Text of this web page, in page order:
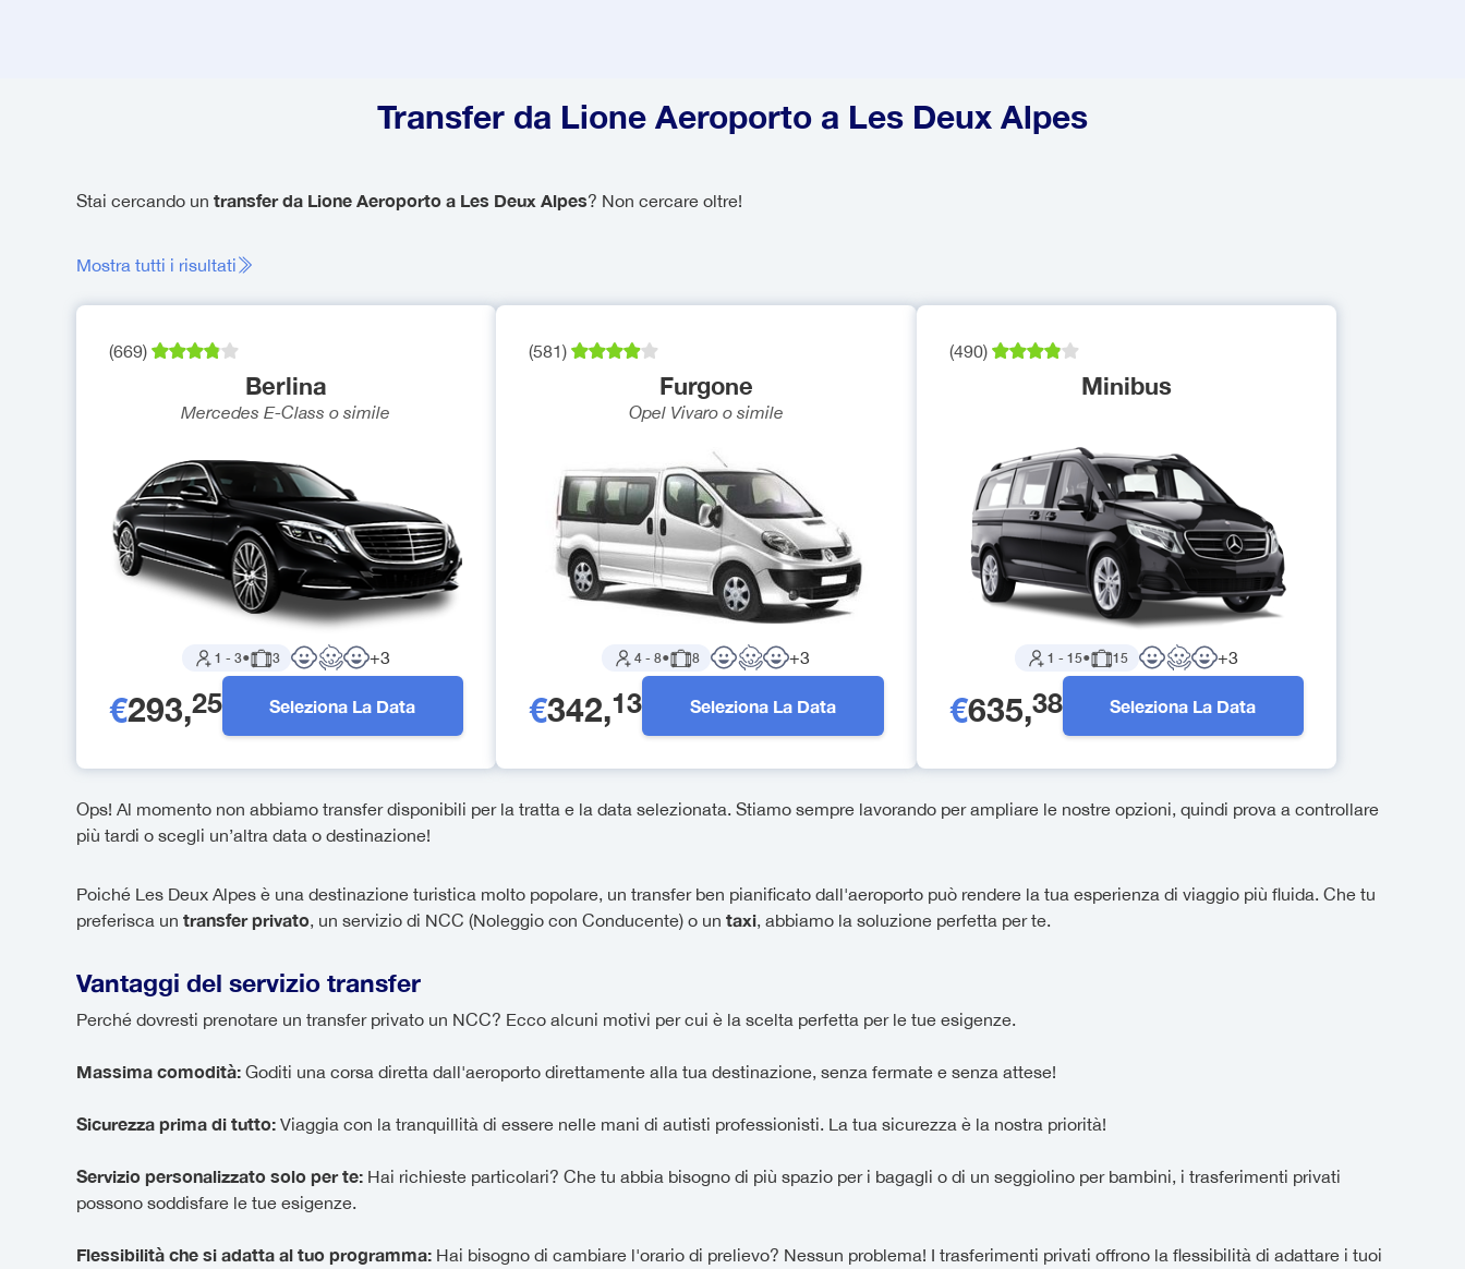
Transfer da Lione Aeroporto a Les Deux Alpes
Stai cercando un transfer da Lione Aeroporto a Les Deux Alpes? Non cercare oltre!
Mostra tutti i risultati
(669)
Berlina
Mercedes E-Class o simile
1 - 3● 3 +3
€293,25 Seleziona La Data
(581)
Furgone
Opel Vivaro o simile
4 -8● 8 +3
€342,13 Seleziona La Data
(490)
Minibus
1 - 15● 15 +3
€635,38 Seleziona La Data
Ops! Al momento non abbiamo transfer disponibili per la tratta e la data selezionata. Stiamo sempre lavorando per ampliare le nostre opzioni, quindi prova a controllare
più tardi o scegli un’altra data o destinazione!
Poiché Les Deux Alpes è una destinazione turistica molto popolare, un transfer ben pianificato dall'aeroporto può rendere la tua esperienza di viaggio più fluida. Che tu
preferisca un transfer privato, un servizio di NCC (Noleggio con Conducente) o un taxi, abbiamo la soluzione perfetta per te.
Vantaggi del servizio transfer
Perché dovresti prenotare un transfer privato un NCC? Ecco alcuni motivi per cui è la scelta perfetta per le tue esigenze.
Massima comodità:Goditi una corsa diretta dall'aeroporto direttamente alla tua destinazione, senza fermate e senza attese!
Sicurezza prima di tutto:Viaggia con la tranquillità di essere nelle mani di autisti professionisti. La tua sicurezza è la nostra priorità!
Servizio personalizzato solo per te:Hai richieste particolari? Che tu abbia bisogno di più spazio per i bagagli o di un seggiolino per bambini, i trasferimenti privati
possono soddisfare le tue esigenze.
Flessibilità che si adatta al tuo programma:Hai bisogno di cambiare l'orario di prelievo? Nessun problema! I trasferimenti privati offrono la flessibilità di adattare i tuoi